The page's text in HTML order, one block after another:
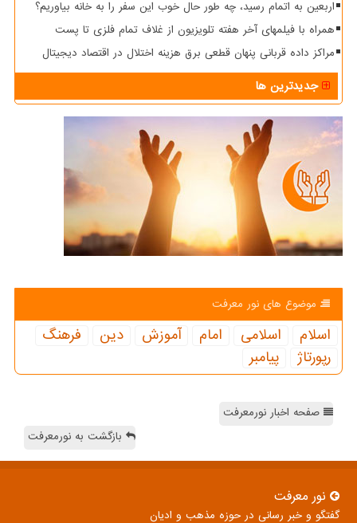
اربعین به اتمام رسید، چه طور حال خوب این سفر را به خانه بیاوریم؟
همراه با فیلمهای آخر هفته تلویزیون از غلاف تمام فلزی تا پست
مراکز داده قربانی پنهان قطعی برق هزینه اختلال در اقتصاد دیجیتال
جدیدترین ها
موضوع های نور معرفت
اسلام اسلامی امام آموزش دین
فرهنگ
رپورتاژ
پیامبر
صفحه اخبار نورمعرفت
بازگشت به نورمعرفت
نور معرفت
گفتگو و خبر رسانی در حوزه مذهب و ادیان